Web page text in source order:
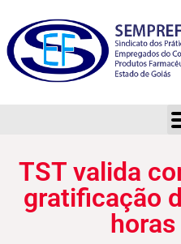
TST valida
gratificação